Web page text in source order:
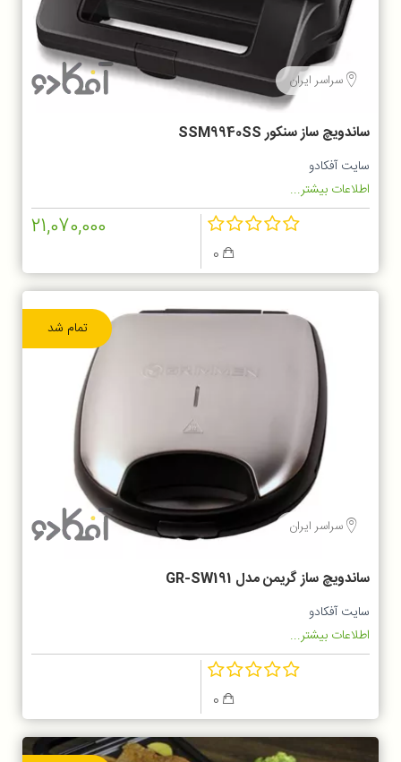
سراسر ایران
ساندویچ ساز سنکور SSM9940SS
سایت آفکادو
اطلاعات بیشتر...
0
21,070,000
تمام شد
سراسر ایران
ساندویچ ساز گریمن مدل GR-SW191
سایت آفکادو
اطلاعات بیشتر...
0